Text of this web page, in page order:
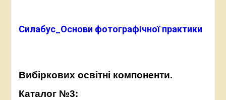
Силабус_Основи фотографічної практики
Вибіркових освітні компоненти.
Каталог №3: